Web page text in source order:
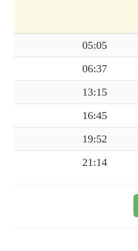
05:05
06:37
13:15
16:45
19:52
21:14